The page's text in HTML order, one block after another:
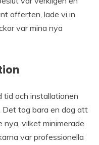
offerten, lade vi in
var mina nya
tid och installationen
tog bara en dag att
nya, vilket minimerade
var professionella